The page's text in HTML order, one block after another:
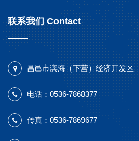
联系我们 Contact
昌邑市滨海（下营）经济开发区
电话：0536-7868377
传真：0536-7869677